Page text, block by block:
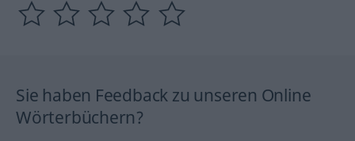
Sie haben Feedback zu unseren Online
Wörterbüchern?